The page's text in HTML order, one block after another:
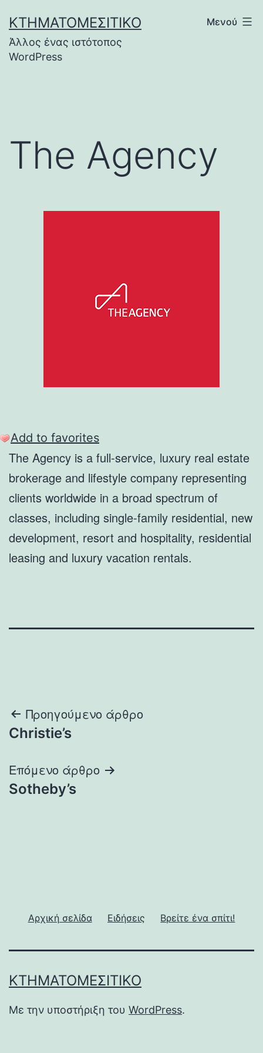
σε
περιεχόμενο
ΚΤΗΜΑΤΟΜΕΣΙΤΙΚΌ
Άλλος ένας ιστότοπος
WordPress
Μενού
The Agency
Add to favorites
The Agency is a full-service, luxury real estate
brokerage and lifestyle company representing
clients worldwide in a broad spectrum of
classes, including single-family residential, new
development, resort and hospitality, residential
leasing and luxury vacation rentals.
Πλοήγηση
άρθρων
Προηγούμενο άρθρο
Christie’s
Επόμενο άρθρο
Sotheby’s
Αρχική σελίδα Ειδήσεις Βρείτε ένα σπίτι!
ΚΤΗΜΑΤΟΜΕΣΙΤΙΚΌ
Με την υποστήριξη του WordPress.